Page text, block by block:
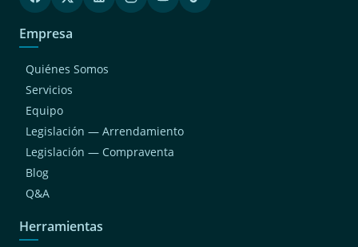
Empresa
Quiénes Somos
Servicios
Equipo
Legislación — Arrendamiento
Legislación — Compraventa
Blog
Q&A
Herramientas